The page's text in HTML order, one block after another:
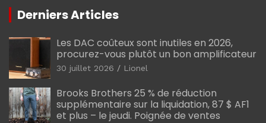
Derniers Articles
Les DAC coûteux sont inutiles en 2026,
procurez-vous plutôt un bon amplificateur
30 juillet 2026 Lionel
Brooks Brothers 25 % de réduction
supplémentaire sur la liquidation, 87 $ AF1
et plus – le jeudi. Poignée de ventes